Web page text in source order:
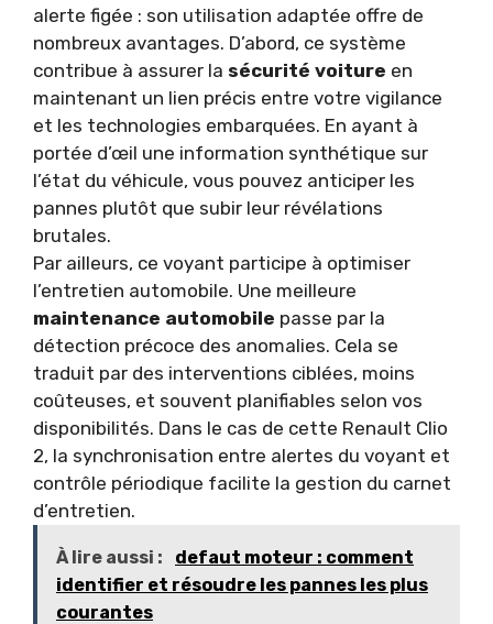
alerte figée : son utilisation adaptée offre de
nombreux avantages. D’abord, ce système
contribue à assurer la sécurité voiture en
maintenant un lien précis entre votre vigilance
et les technologies embarquées. En ayant à
portée d’œil une information synthétique sur
l’état du véhicule, vous pouvez anticiper les
pannes plutôt que subir leur révélations
brutales.
Par ailleurs, ce voyant participe à optimiser
l’entretien automobile. Une meilleure
maintenance automobile passe par la
détection précoce des anomalies. Cela se
traduit par des interventions ciblées, moins
coûteuses, et souvent planifiables selon vos
disponibilités. Dans le cas de cette Renault Clio
2, la synchronisation entre alertes du voyant et
contrôle périodique facilite la gestion du carnet
d’entretien.
À lire aussi :
defaut moteur : comment
identifier et résoudre les pannes les plus
courantes